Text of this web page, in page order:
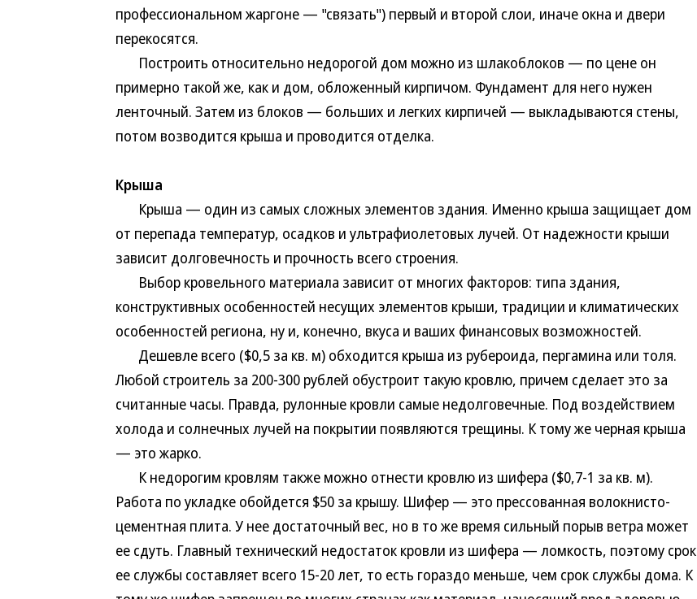
профессиональном жаргоне — "связать") первый и второй слои, иначе окна и двери
перекосятся.
Построить относительно недорогой дом можно из шлакоблоков — по цене он
примерно такой же, как и дом, обложенный кирпичом. Фундамент для него нужен
ленточный. Затем из блоков — больших и легких кирпичей — выкладываются стены,
потом возводится крыша и проводится отделка.
Крыша
Крыша — один из самых сложных элементов здания. Именно крыша защищает дом
от перепада температур, осадков и ультрафиолетовых лучей. От надежности крыши
зависит долговечность и прочность всего строения.
Выбор кровельного материала зависит от многих факторов: типа здания,
конструктивных особенностей несущих элементов крыши, традиции и климатических
особенностей региона, ну и, конечно, вкуса и ваших финансовых возможностей.
Дешевле всего ($0,5 за кв. м) обходится крыша из рубероида, пергамина или толя.
Любой строитель за 200-300 рублей обустроит такую кровлю, причем сделает это за
считанные часы. Правда, рулонные кровли самые недолговечные. Под воздействием
холода и солнечных лучей на покрытии появляются трещины. К тому же черная крыша
— это жарко.
К недорогим кровлям также можно отнести кровлю из шифера ($0,7-1 за кв. м).
Работа по укладке обойдется $50 за крышу. Шифер — это прессованная волокнисто-
цементная плита. У нее достаточный вес, но в то же время сильный порыв ветра может
ее сдуть. Главный технический недостаток кровли из шифера — ломкость, поэтому срок
ее службы составляет всего 15-20 лет, то есть гораздо меньше, чем срок службы дома. К